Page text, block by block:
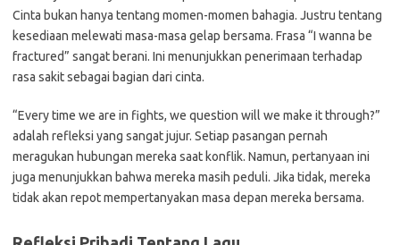
Cinta bukan hanya tentang momen-momen bahagia. Justru tentang
kesediaan melewati masa-masa gelap bersama. Frasa “I wanna be
fractured” sangat berani. Ini menunjukkan penerimaan terhadap
rasa sakit sebagai bagian dari cinta.
“Every time we are in fights, we question will we make it through?”
adalah refleksi yang sangat jujur. Setiap pasangan pernah
meragukan hubungan mereka saat konflik. Namun, pertanyaan ini
juga menunjukkan bahwa mereka masih peduli. Jika tidak, mereka
tidak akan repot mempertanyakan masa depan mereka bersama.